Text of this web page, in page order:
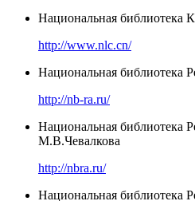
Национальная библиотека
http://www.nlc.cn/
Национальная библиотека
http://nb-ra.ru/
Национальная библиотека
М.В.Чевалкова
http://nbra.ru/
Национальная библиотека